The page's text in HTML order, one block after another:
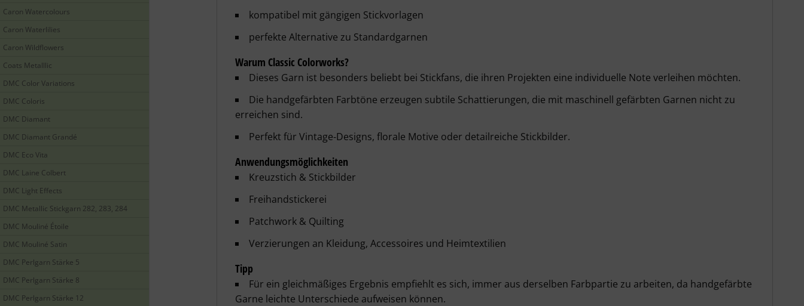
Caron Watercolours
Caron Waterlilies
Caron Wildflowers
Coats Metalllic
DMC Color Variations
DMC Coloris
DMC Diamant
DMC Diamant Grandé
DMC Eco Vita
DMC Laine Colbert
DMC Light Effects
DMC Metallic Stickgarn 282, 283, 284
DMC Mouliné Étoile
DMC Mouliné Satin
DMC Perlgarn Stärke 5
DMC Perlgarn Stärke 8
DMC Perlgarn Stärke 12
kompatibel mit gängigen Stickvorlagen
perfekte Alternative zu Standardgarnen
Warum Classic Colorworks?
Dieses Garn ist besonders beliebt bei Stickfans, die ihren Projekten eine individuelle Note verleihen möchten.
Die handgefärbten Farbtöne erzeugen subtile Schattierungen, die mit maschinell gefärbten Garnen nicht zu
erreichen sind.
Perfekt für Vintage‑Designs, florale Motive oder detailreiche Stickbilder.
Anwendungsmöglichkeiten
Kreuzstich & Stickbilder
Freihandstickerei
Patchwork & Quilting
Verzierungen an Kleidung, Accessoires und Heimtextilien
Tipp
Für ein gleichmäßiges Ergebnis empfiehlt es sich, immer aus derselben Farbpartie zu arbeiten, da handgefärbte
Garne leichte Unterschiede aufweisen können.